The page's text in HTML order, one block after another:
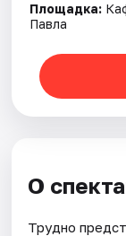
Площадка:
Павла
О
Трудно